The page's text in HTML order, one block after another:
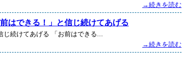
→続きを読む
はできる！」と信じ続けてあげる
続けてあげる 「お前はできる...
→続きを読む